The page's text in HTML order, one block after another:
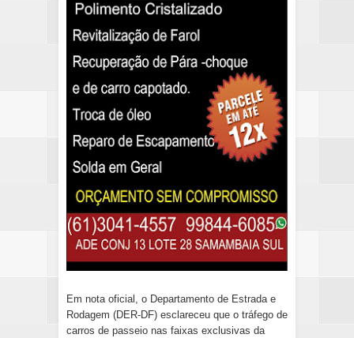
Em nota oficial, o Departamento de Estrada e
Rodagem (DER-DF) esclareceu que o tráfego de
carros de passeio nas faixas exclusivas da